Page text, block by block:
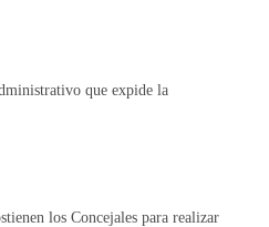
que expide la
los Concejales para realizar